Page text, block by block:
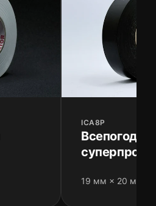
ICA8P
19 мм × 20 м